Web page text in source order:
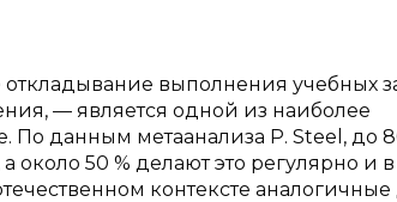
выполнения учебных
— является одной из наиболее
По данным метаанализа P. Steel, до
около 50 % делают это регулярно и
контексте